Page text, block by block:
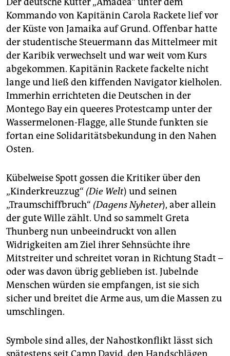
Kommando von Kapitänin Carola Rackete lief vor
der Küste von Jamaika auf Grund. Offenbar hatte
der studentische Steuermann das Mittelmeer mit
der Karibik verwechselt und war weit vom Kurs
abgekommen. Kapitänin Rackete fackelte nicht
lange und ließ den kiffenden Navigator kielholen.
Immerhin errichteten die Deutschen in der
Montego Bay ein queeres Protestcamp unter der
Wassermelonen-Flagge, alle Stunde funkten sie
fortan eine Solidaritätsbekundung in den Nahen
Osten.
Kübelweise Spott gossen die Kritiker über den
„Kinderkreuzzug“ (Die Welt) und seinen
„Traumschiffbruch“ (Dagens Nyheter), aber allein
der gute Wille zählt. Und so sammelt Greta
Thunberg nun unbeeindruckt von allen
Widrigkeiten am Ziel ihrer Sehnsüchte ihre
Mitstreiter und schreitet voran in Richtung Stadt –
oder was davon übrig geblieben ist. Jubelnde
Menschen würden sie empfangen, ist sie sich
sicher und breitet die Arme aus, um die Massen zu
umschlingen.
Symbole sind alles, der Nahostkonflikt lässt sich